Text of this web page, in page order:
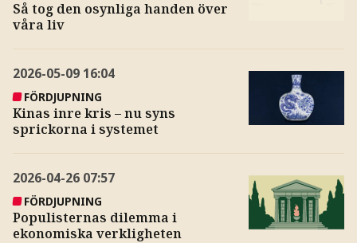
Så tog den osynliga handen över
våra liv
2026-05-09 16:04
FÖRDJUPNING
Kinas inre kris – nu syns
sprickorna i systemet
2026-04-26 07:57
FÖRDJUPNING
Populisternas dilemma i
ekonomiska verkligheten